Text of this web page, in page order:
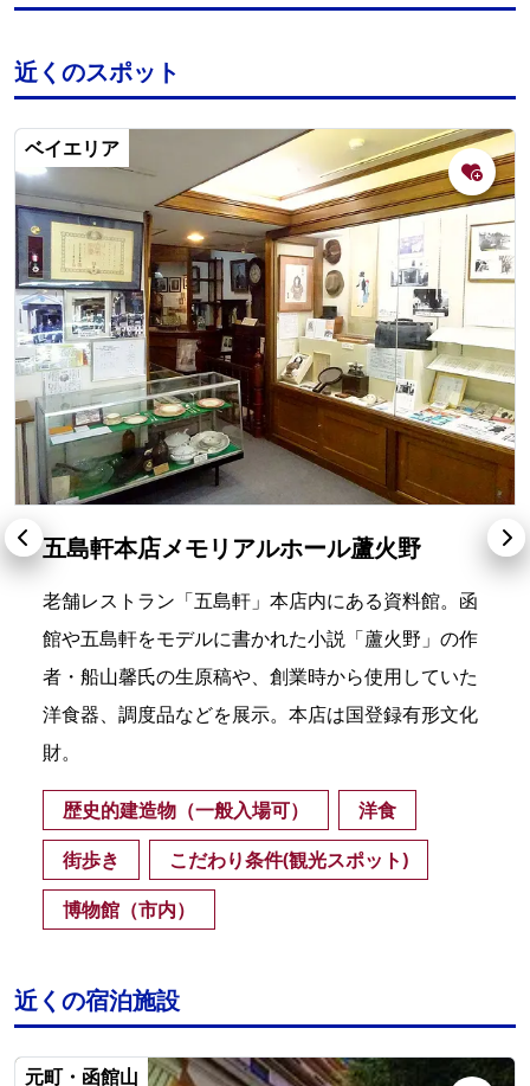
近くのスポット
ベイエリア
五島軒本店メモリアルホール蘆火野
老舗レストラン「五島軒」本店内にある資料館。函
館や五島軒をモデルに書かれた小説「蘆火野」の作
者・船山馨氏の生原稿や、創業時から使用していた
洋食器、調度品などを展示。本店は国登録有形文化
財。
歴史的建造物（一般入場可）
洋食
街歩き
こだわり条件(観光スポット)
博物館（市内）
近くの宿泊施設
元町・函館山